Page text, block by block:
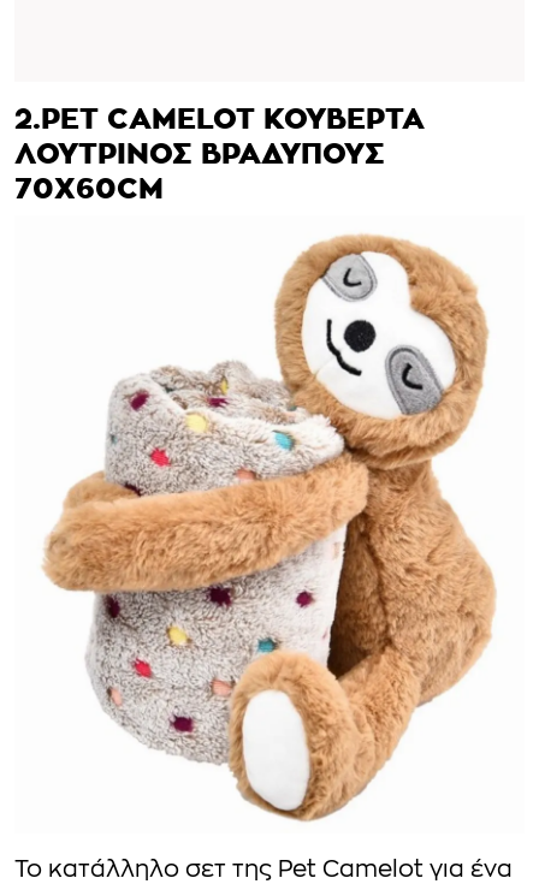
2.PET CAMELOT ΚΟΥΒΕΡΤΑ
ΛΟΥΤΡΙΝΟΣ ΒΡΑΔΥΠΟΥΣ
70X60CM
Το κατάλληλο σετ της Pet Camelot για ένα